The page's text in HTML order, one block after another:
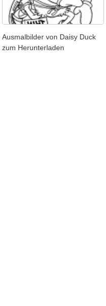
Ausmalbilder von Daisy Duck
zum Herunterladen